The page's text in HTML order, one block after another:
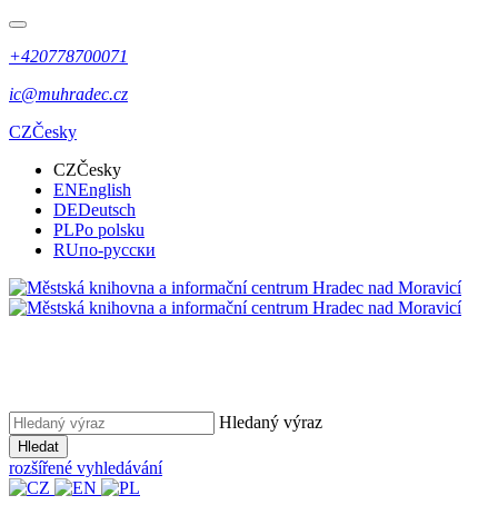
+420778700071
ic@muhradec.cz
CZČesky
CZČesky
ENEnglish
DEDeutsch
PLPo polsku
RUпо-русски
Hledaný výraz
Hledat
rozšířené vyhledávání